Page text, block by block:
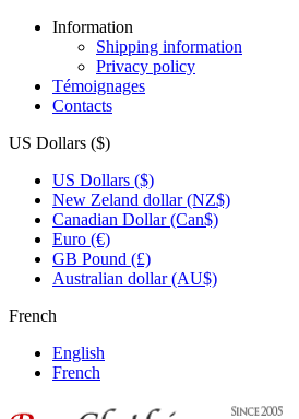
Information
Shipping information
Privacy policy
Témoignages
Contacts
US Dollars ($)
US Dollars ($)
New Zeland dollar (NZ$)
Canadian Dollar (Can$)
Euro (€)
GB Pound (£)
Australian dollar (AU$)
French
English
French